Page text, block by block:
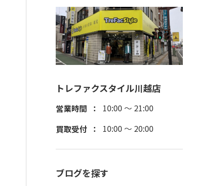
トレファクスタイル川越店
営業時間
10:00 ～ 21:00
買取受付
10:00 ～ 20:00
ブログを探す